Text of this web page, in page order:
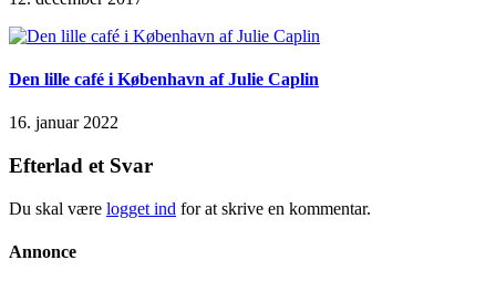
Den lille café i København af Julie Caplin
16. januar 2022
Efterlad et Svar
Du skal være logget ind for at skrive en kommentar.
Annonce